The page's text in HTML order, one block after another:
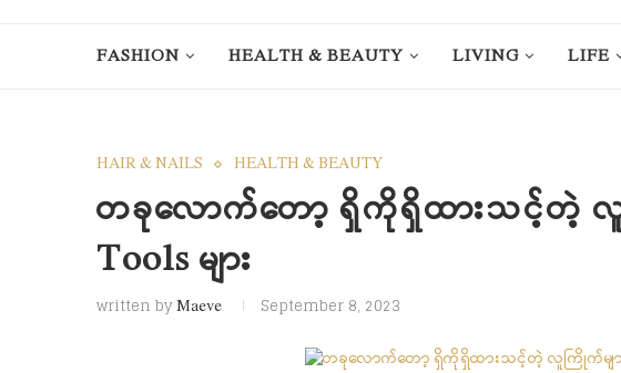
FASHION HEALTH & BEAUTY LIVING LIFE
HAIR & NAILS HEALTH & BEAUTY
တခုလောက်တော့ ရှိကိုရှိထားသင့်တဲ့ လူ
Tools များ
written byMaeve September 8, 2023